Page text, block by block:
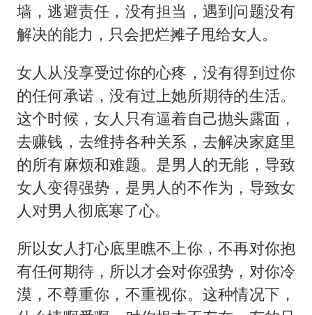
墙，逃避责任，没有担当，遇到问题没有
解决的能力，只会把烂摊子甩给女人。
女人从没享受过你的心疼，没有得到过你
的任何承诺，没有过上她所期待的生活。
这个时候，女人只有逼着自己抛头露面，
去赚钱，去维持各种关系，去解决家庭里
的所有麻烦和难题。是男人的无能，导致
女人变得强势，是男人的不作为，导致女
人对男人彻底寒了心。
所以女人打心底里瞧不上你，不再对你抱
有任何期待，所以才会对你强势，对你冷
漠，不尊重你，不重视你。这种情况下，